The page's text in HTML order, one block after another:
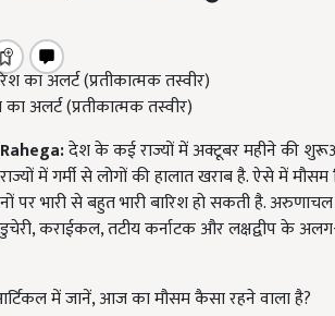
अलर्ट (प्रतीकात्मक तस्वीर)
देश के कई राज्यों में अक्टूबर महीने की
में गर्मी से लोगों की हालात खराब है. ऐसे में
भारी से बहुत भारी बारिश हो सकती है.
कराईकल, तटीय कर्नाटक और लक्षद्वीप के
में जानें, आज का मौसम कैसा रहने वाला है?